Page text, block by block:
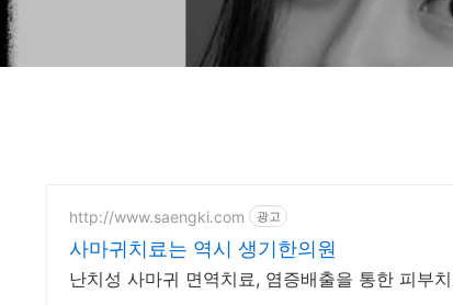
http://www.saengki.com 광고
사마귀치료는 역시 생기한의원
난치성 사마귀 면역치료, 염증배출을 통한 피부